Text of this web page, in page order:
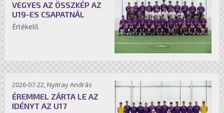
VEGYES AZ ÖSSZKÉP AZ
U19-ES CSAPATNÁL
Értékelő.
2026-07-22, Nyitray András
ÉREMMEL ZÁRTA LE AZ
IDÉNYT AZ U17